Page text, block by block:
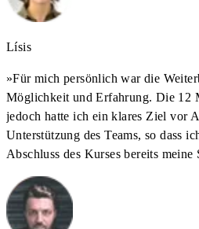
Lísis
»Für mich persönlich war die
Möglichkeit und Erfahrung. Die 12
jedoch hatte ich ein klares Ziel vor
Unterstützung des Teams, so dass
Abschluss des Kurses bereits meine